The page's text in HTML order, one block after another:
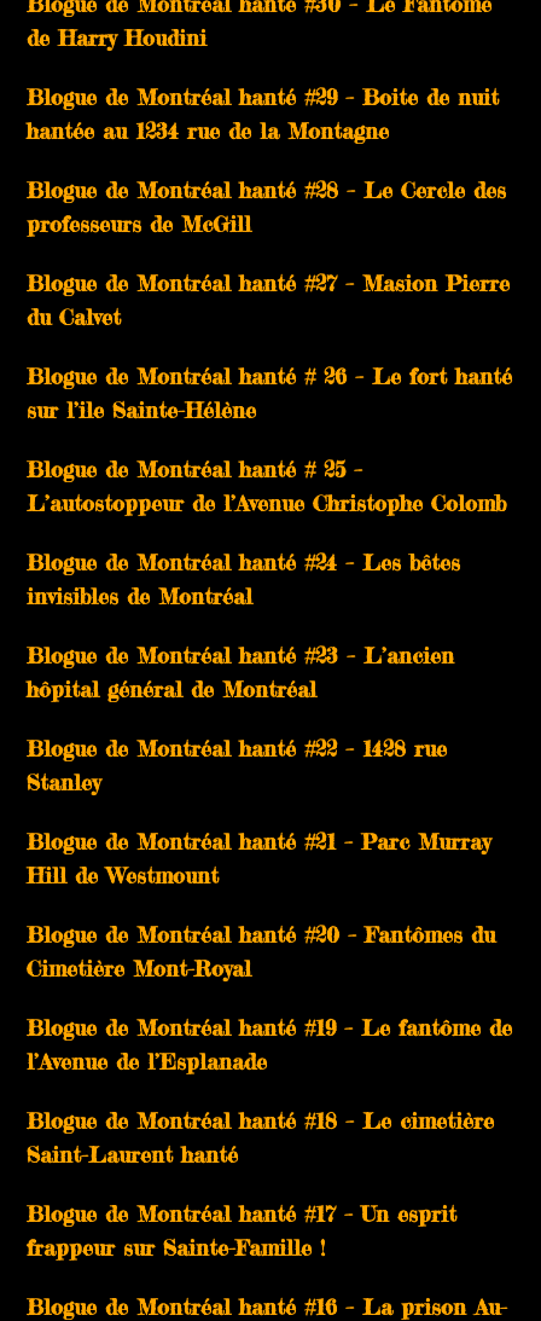
de Harry Houdini
Blogue de Montréal hanté #29 – Boite de nuit
hantée au 1234 rue de la Montagne
Blogue de Montréal hanté #28 – Le Cercle des
professeurs de McGill
Blogue de Montréal hanté #27 – Masion Pierre
du Calvet
Blogue de Montréal hanté # 26 – Le fort hanté
sur l’ile Sainte-Hélène
Blogue de Montréal hanté # 25 –
L’autostoppeur de l’Avenue Christophe Colomb
Blogue de Montréal hanté #24 – Les bêtes
invisibles de Montréal
Blogue de Montréal hanté #23 – L’ancien
hôpital général de Montréal
Blogue de Montréal hanté #22 – 1428 rue
Stanley
Blogue de Montréal hanté #21 – Parc Murray
Hill de Westmount
Blogue de Montréal hanté #20 – Fantômes du
Cimetière Mont-Royal
Blogue de Montréal hanté #19 – Le fantôme de
l’Avenue de l’Esplanade
Blogue de Montréal hanté #18 – Le cimetière
Saint-Laurent hanté
Blogue de Montréal hanté #17 – Un esprit
frappeur sur Sainte-Famille !
Blogue de Montréal hanté #16 – La prison Au-